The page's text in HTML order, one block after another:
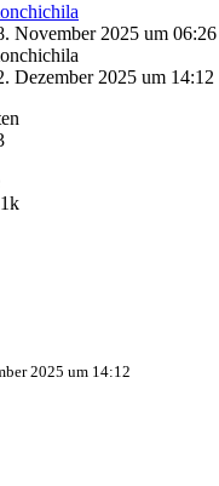
November 2025 um 06:26
Dezember 2025 um 14:12
2025 um 14:12